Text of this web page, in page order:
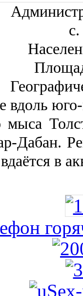
вдоль
Дабан.
в